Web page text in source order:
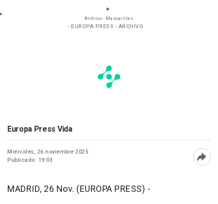
Archivo - Mascarillas.
- EUROPA PRESS - ARCHIVO
Europa Press Vida
Miércoles, 26 noviembre 2025
Publicado: 19:03
MADRID, 26 Nov. (EUROPA PRESS) -